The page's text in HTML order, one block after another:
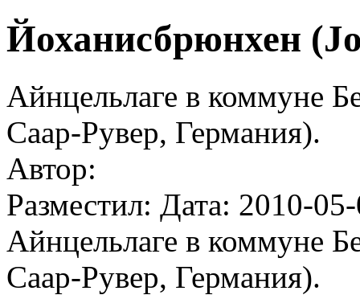
Йоханисбрюнхен
Айнцельлаге в коммуне
Саар-Рувер, Германия).
Автор:
Разместил: Дата: 2010-
Айнцельлаге в коммуне
Саар-Рувер, Германия).